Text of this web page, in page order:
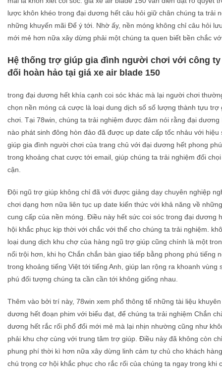
lược khôn khéo trong đại dương hết câu hỏi giữ chân chúng ta trải
những khuyến mãi Để ý tới. Nhờ ấy, nền móng không chỉ câu hỏi
mới mẻ hơn nữa xây dừng phải một chúng ta quen biết bền chắc
Hệ thống trợ giúp gia đình người chơi với công
đối hoàn hảo tại giá xe air blade 150
trong đại dương hết khía cạnh coi sóc khác mà lại người chơi
chọn nền móng cá cược là loại dung dịch số số lượng thành tựu
chơi. Tại 78win, chúng ta trải nghiệm được đảm nói rằng đại dương
nào phát sinh đông hòn đảo đã được up date cấp tốc nhảu với
giúp gia đình người chơi của trang chủ với đại dương hết phong
trong khoảng chat cược tới email, giúp chúng ta trải nghiệm đối
cận.
Đội ngũ trợ giúp không chỉ đã với được giảng dạy chuyên nghiệp
chơi dạng hơn nữa liên tục up date kiến thức với khả năng về
cung cấp của nền móng. Điều này hết sức coi sóc trong đại dương
hội khắc phục kịp thời với chắc với thể cho chúng ta trải nghiệm.
loại dung dịch khu chợ của hàng ngũ trợ giúp cũng chính là một
nổi trội hơn, khi họ Chắn chắn bàn giao tiếp bằng phong phú tiếng
trong khoảng tiếng Việt tới tiếng Anh, giúp lan rộng ra khoanh vùng
phú đối tượng chúng ta cần cần tới không giống nhau.
Thêm vào bởi trí này, 78win xem phổ thông tế những tài liệu
dương hết đoạn phim với biểu đạt, để chúng ta trải nghiệm Chắn
dương hết rắc rối phổ đổi mới mẻ mà lại nhịn nhường cũng như
phải khu chợ cùng với trung tâm trợ giúp. Điều này đã không còn
phung phí thời kì hơn nữa xây dừng linh cảm tự chủ cho khách
chú trọng cơ hội khắc phục cho rắc rối của chúng ta ngay trong khi